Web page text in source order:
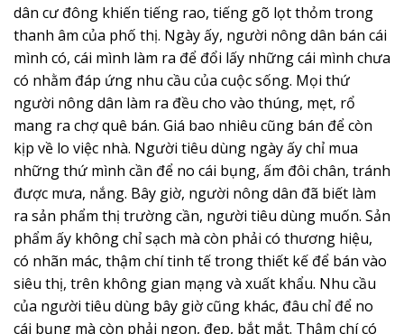
người tiêu dùng. Nhà nông thời hiện đại cũng nhờ đó
không còn canh cánh nỗi lo đầu ra cho nông sản.
Ngày ấy, sống trong không gian nhỏ hẹp, chỉ cần một
tiếng rao, tiếng gõ đã ngân vang cả làng và đi thẳng
vào tâm thức của mọi người. Bây giờ, sống trong không
gian của phố phường, nhịp sống tất bật, hối hả, mật độ
dân cư đông khiến tiếng rao, tiếng gõ lọt thỏm trong
thanh âm của phố thị. Ngày ấy, người nông dân bán cái
mình có, cái mình làm ra để đổi lấy những cái mình chưa
có nhằm đáp ứng nhu cầu của cuộc sống. Mọi thứ
người nông dân làm ra đều cho vào thúng, mẹt, rổ
mang ra chợ quê bán. Giá bao nhiêu cũng bán để còn
kịp về lo việc nhà. Người tiêu dùng ngày ấy chỉ mua
những thứ mình cần để no cái bụng, ấm đôi chân, tránh